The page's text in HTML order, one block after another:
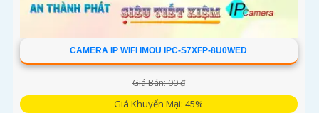
CAMERA IP WIFI IMOU IPC-S7XFP-8U0WED
Giá Bán: 00 ₫
Giá Khuyến Mại: 45%